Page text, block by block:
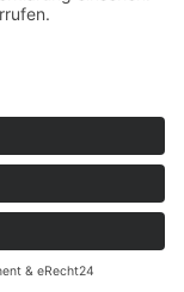
Website
byrevilodesign.de